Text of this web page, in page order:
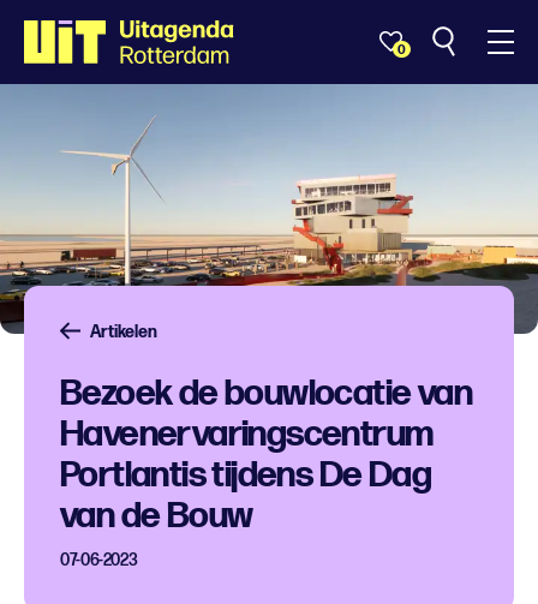
0
Artikelen
Bezoek de bouwlocatie van
Havenervaringscentrum
Portlantis tijdens De Dag
van de Bouw
07-06-2023